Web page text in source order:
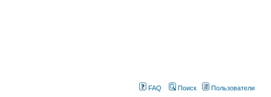
FAQ Поиск Пользователи